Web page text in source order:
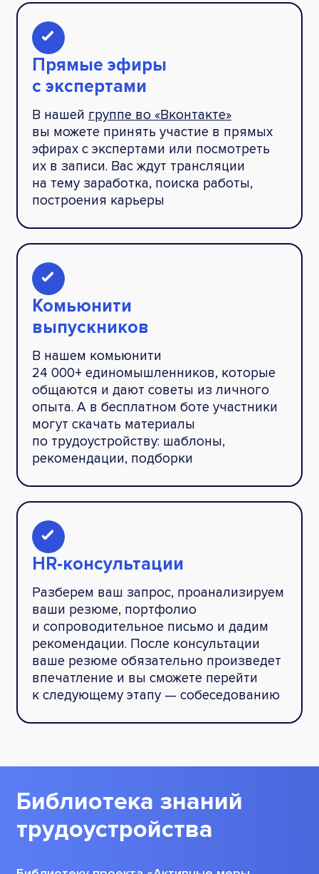
Прямые эфиры
с экспертами
В нашей группе во «Вконтакте»
вы можете принять участие в прямых
эфирах с экспертами или посмотреть
их в записи. Вас ждут трансляции
на тему заработка, поиска работы,
построения карьеры
Комьюнити
выпускников
В нашем комьюнити
24 000+ единомышленников, которые
общаются и дают советы из личного
опыта. А в бесплатном боте участники
могут скачать материалы
по трудоустройству: шаблоны,
рекомендации, подборки
HR-консультации
Разберем ваш запрос, проанализируем
ваши резюме, портфолио
и сопроводительное письмо и дадим
рекомендации. После консультации
ваше резюме обязательно произведет
впечатление и вы сможете перейти
к следующему этапу — собеседованию
Библиотека знаний
трудоустройства